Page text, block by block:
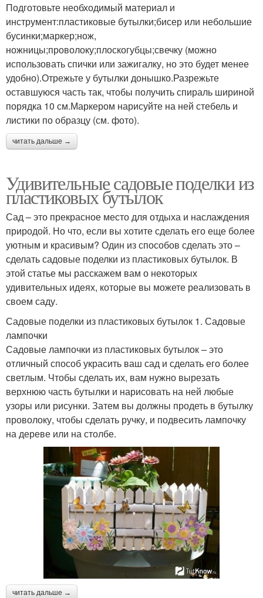
Подготовьте необходимый материал и
инструмент:пластиковые бутылки;бисер или небольшие
бусинки;маркер;нож,
ножницы;проволоку;плоскогубцы;свечку (можно
использовать спички или зажигалку, но это будет менее
удобно).Отрежьте у бутылки донышко.Разрежьте
оставшуюся часть так, чтобы получить спираль шириной
порядка 10 см.Маркером нарисуйте на ней стебель и
листики по образцу (см. фото).
читать дальше →
Удивительные садовые поделки из
пластиковых бутылок
Сад – это прекрасное место для отдыха и наслаждения
природой. Но что, если вы хотите сделать его еще более
уютным и красивым? Один из способов сделать это –
сделать садовые поделки из пластиковых бутылок. В
этой статье мы расскажем вам о некоторых
удивительных идеях, которые вы можете реализовать в
своем саду.
Садовые поделки из пластиковых бутылок 1. Садовые
лампочки
Садовые лампочки из пластиковых бутылок – это
отличный способ украсить ваш сад и сделать его более
светлым. Чтобы сделать их, вам нужно вырезать
верхнюю часть бутылки и нарисовать на ней любые
узоры или рисунки. Затем вы должны продеть в бутылку
проволоку, чтобы сделать ручку, и подвесить лампочку
на дереве или на столбе.
читать дальше →